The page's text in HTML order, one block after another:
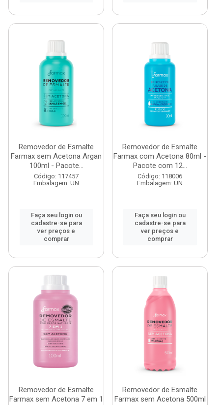
Removedor de Esmalte
Farmax sem Acetona Argan
100ml - Pacote...
Código: 117457
Embalagem: UN
Faça seu login ou
cadastre-se para
ver preços e
comprar
Removedor de Esmalte
Farmax com Acetona 80ml -
Pacote com 12...
Código: 118006
Embalagem: UN
Faça seu login ou
cadastre-se para
ver preços e
comprar
Removedor de Esmalte
Farmax sem Acetona 7 em 1
Removedor de Esmalte
Farmax sem Acetona 500ml